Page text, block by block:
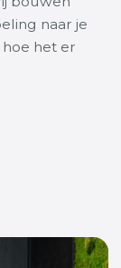
naar je
het er